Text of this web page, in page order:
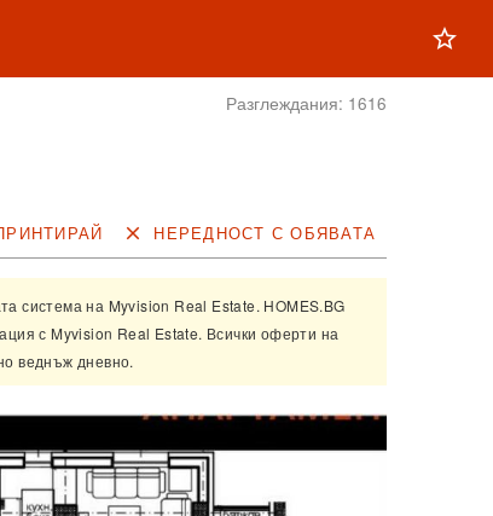
star_outline
Разглеждания: 1616
close НЕРЕДНОСТ С ОБЯВАТА
система на Myvision Real Estate. HOMES.BG
с Myvision Real Estate. Всички оферти на
веднъж дневно.